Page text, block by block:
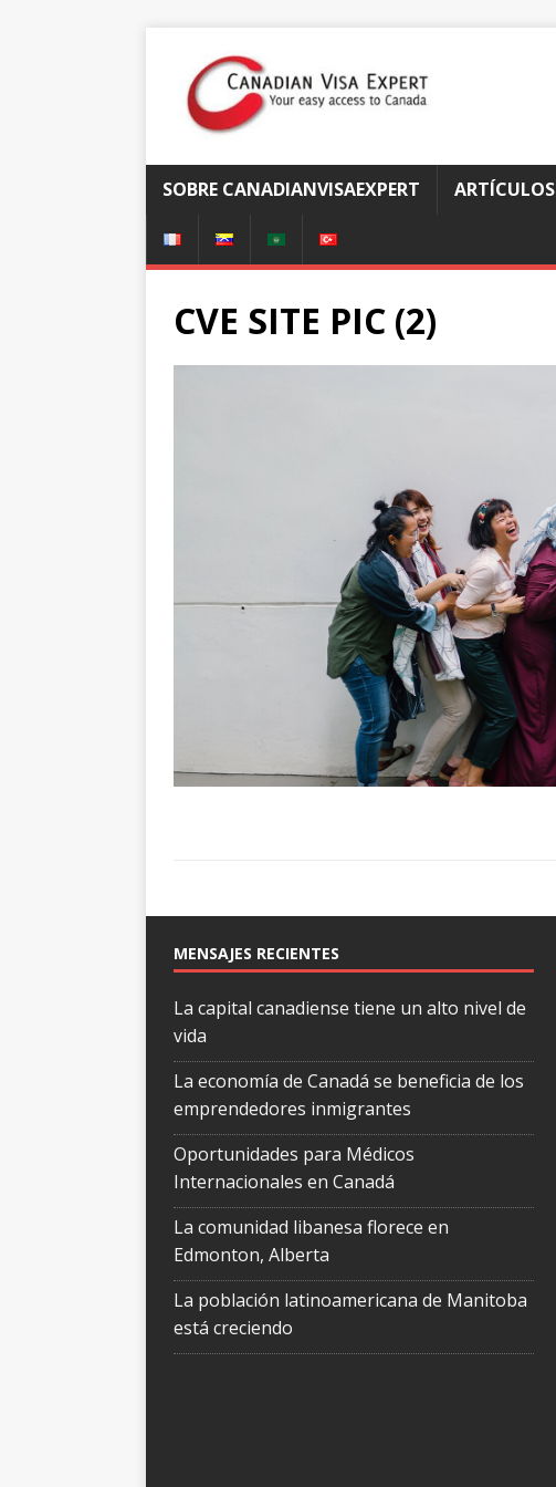
SOBRE CANADIANVISAEXPERT ARTÍCULOS
CVE SITE PIC (2)
MENSAJES RECIENTES
La capital canadiense tiene un alto nivel de
vida
La economía de Canadá se beneficia de los
emprendedores inmigrantes
Oportunidades para Médicos
Internacionales en Canadá
La comunidad libanesa florece en
Edmonton, Alberta
La población latinoamericana de Manitoba
está creciendo